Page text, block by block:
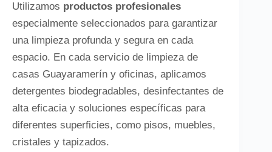
Utilizamos productos profesionales
especialmente seleccionados para garantizar
una limpieza profunda y segura en cada
espacio. En cada servicio de limpieza de
casas Guayaramerín y oficinas, aplicamos
detergentes biodegradables, desinfectantes de
alta eficacia y soluciones específicas para
diferentes superficies, como pisos, muebles,
cristales y tapizados.